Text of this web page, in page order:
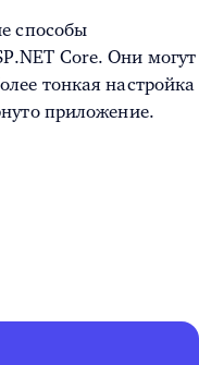
способы
Core. Они могут
тонкая настройка
приложение.